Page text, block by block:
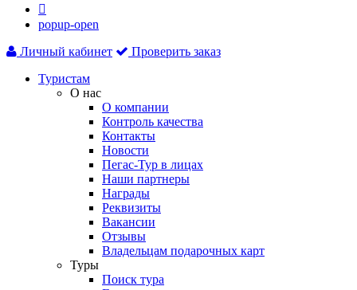

popup-open
Личный кабинет
Проверить заказ
Туристам
О нас
О компании
Контроль качества
Контакты
Новости
Пегас-Тур в лицах
Наши партнеры
Награды
Реквизиты
Вакансии
Отзывы
Владельцам подарочных карт
Туры
Поиск тура